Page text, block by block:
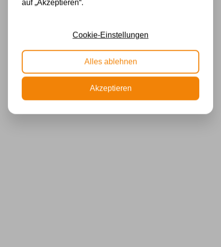
auf „Akzeptieren“.
Cookie-Einstellungen
Alles ablehnen
Akzeptieren